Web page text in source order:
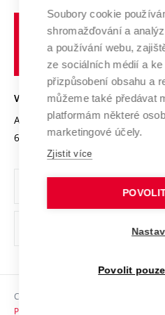
Výzkumné infrastruktury
Transfer znalostí
Open Science
Projekty
Projekty ze strukturálních fondů
Specifický výzkum
Spolupráce se školami
Služby univerzity
Mezinárodní dohody
Univerzitní sítě
Profil univerzity
Udržitelná univerzita
Podnikavá univerzita / ContriBUTe
Bezpečná univerzita
Vyznamenání
Organizační struktura
Ochrana osobních údajů
odkaz)
Sociální bezpečí
VYSOKÉ UČENÍ TECHNICKÉ V
Antonínská 548/1
602 00 Brno
Copyright © 2026 VUT
Prohlášení o přístupnosti
Soubory cookie
shromažďování a
a používání webu,
ze sociálních médií a
přizpůsobení obsahu a
můžeme také předávat
platformám některé
marketingové účely.
Zjistit více
Povolit